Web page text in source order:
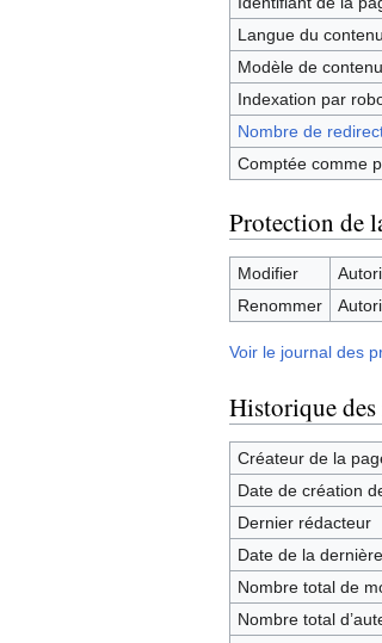
Langue du
Modèle de
Indexation par
Nombre de
Comptée comme
Protection de
Modifier
Renommer
Voir le journal des
Historique
Créateur de la
Date de création
Dernier rédacteur
Date de la
Nombre total de
Nombre total